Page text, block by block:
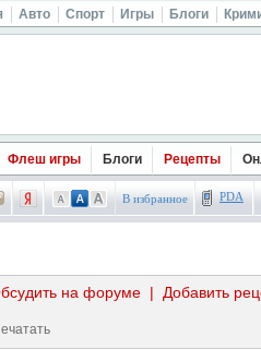
Авто Спорт Игры Блоги
Флеш игры Блоги Рецепты
В избранное PDA
Добавить
|
на форуме